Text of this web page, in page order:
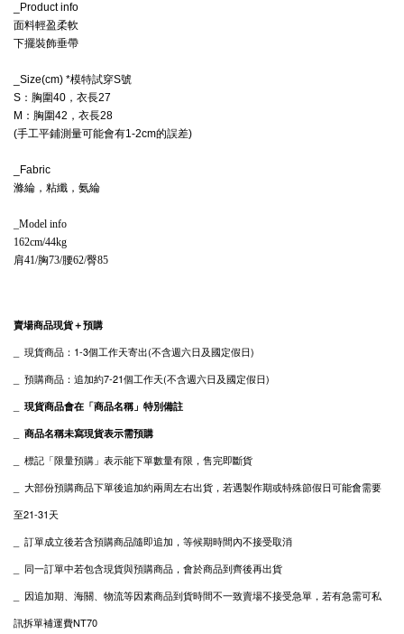
_Product info
面料輕盈柔軟
下擺裝飾垂帶
_Size(cm) *模特試穿S號
S：胸圍40，衣長27
M： 胸圍42，衣長28
(手工平鋪測量可能會有1-2cm的誤差)
_Fabric
滌綸，粘纖，氨綸
_Model info
162cm/44kg
肩41/胸73/腰62/臀85
賣場商品現貨＋預購
_ 現貨商品 ：1-3個工作天寄出(不含週六日及國定假日)
預購商品：追加約7-21個工作天(不含週六日及國定假日)
現貨商品會在「商品名稱」特別備註
商品名稱未寫現貨表示需預購
標記「限量預購」表示能下單數量有限，售完即斷貨
大部份預購商品下單後追加約兩周左右出貨， 若遇製作期或特殊節假日可能會需要
至21-31天
_ 訂單成立後若含預購商品隨即追加，等候期時間內不接受取消
_ 同一訂單中若包含現貨與預購商品，會於商品到齊後再出貨
因追加期、海關、物流等因素商品到貨時間不一致賣場不接受急單，若有急需可私
訊拆單補運費NT70